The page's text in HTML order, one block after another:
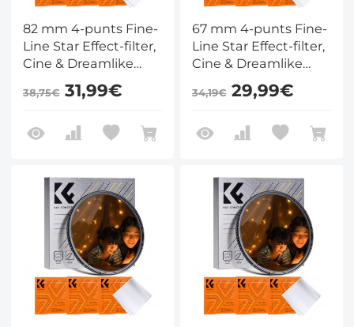
82 mm 4-punts Fine-
Line Star Effect-filter,
Cine & Dreamlike
Special-filter, 18-laags
gecoat optisch glas
stofzuigerdoeken -
38,75€31,99€
67 mm 4-punts Fine-
Line Star Effect-filter,
Cine & Dreamlike
Special-filter, 18-laags
gecoat optisch glas
stofzuigerdoeken -
34,19€29,99€